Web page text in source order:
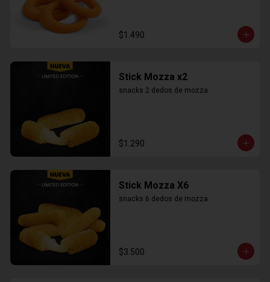
$1.490
Stick Mozza x2
snacks 2 dedos de mozza
$1.290
Stick Mozza X6
snacks 6 dedos de mozza
$3.500